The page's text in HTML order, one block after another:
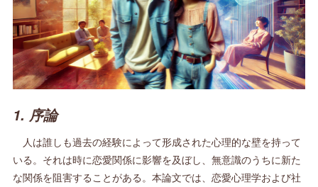
1. 序論
人は誰しも過去の経験によって形成された心理的な壁を持って
いる。それは時に恋愛関係に影響を及ぼし、無意識のうちに新た
な関係を阻害することがある。本論文では、恋愛心理学および社